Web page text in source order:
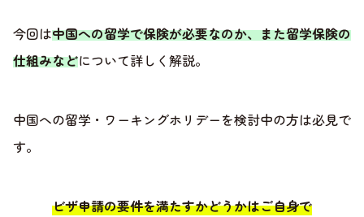
今回は中国への留学で保険が必要なのか、また留学保険の
仕組みなどについて詳しく解説。
中国への留学・ワーキングホリデーを検討中の方は必見で
す。
ビザ申請の要件を満たすかどうかはご自身で